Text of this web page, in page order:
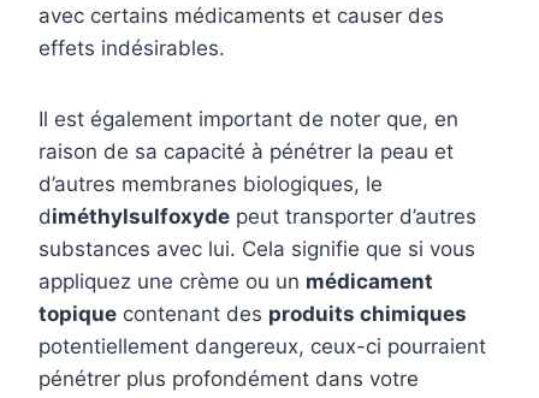
avec certains médicaments et causer des
effets indésirables.
Il est également important de noter que, en
raison de sa capacité à pénétrer la peau et
d’autres membranes biologiques, le
diméthylsulfoxyde peut transporter d’autres
substances avec lui. Cela signifie que si vous
appliquez une crème ou un médicament
topique contenant des produits chimiques
potentiellement dangereux, ceux-ci pourraient
pénétrer plus profondément dans votre